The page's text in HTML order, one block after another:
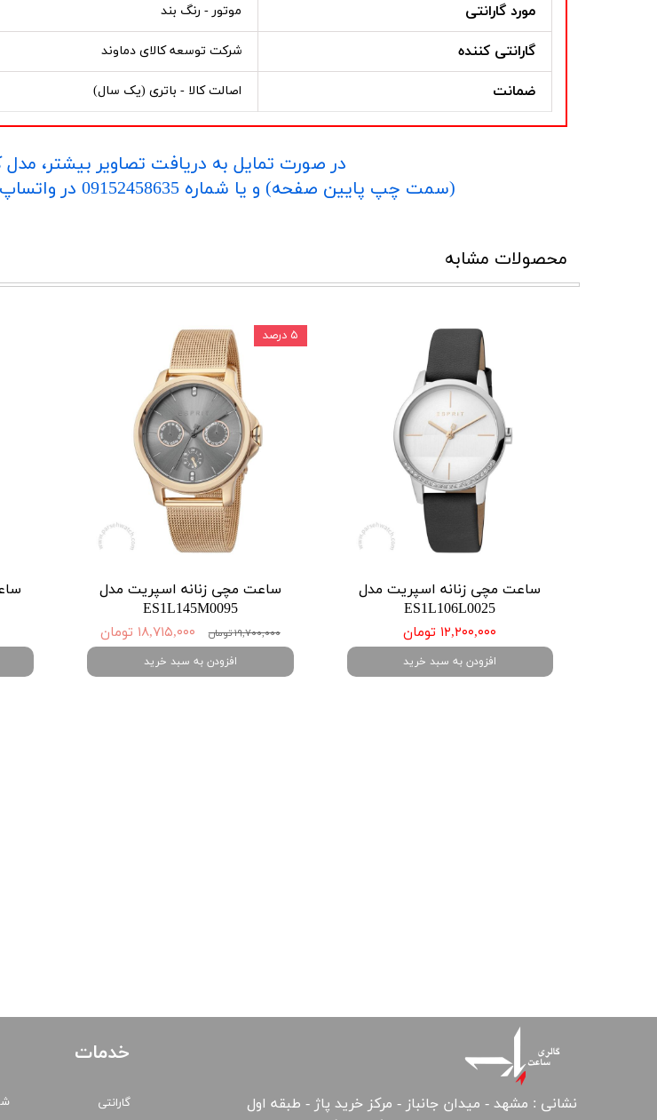
مورد گارانتی موتور - رنگ بند
گارانتی کننده شرکت توسعه کالای دماوند
ضمانت اصالت کالا - باتری (یک سال)
در صورت تمایل به دریافت تصاویر بیشتر، مدل
​​​​​​​(سمت چپ پایین صفحه) و یا شماره 09152458635 در واتساپ یا تلگرام و یا اپلیکیشن "بله" ارسال بفرمایید.
محصولات مشابه
ساعت مچی زنانه اسپریت مدل
ES1L106L0025
۱۲,۲۰۰,۰۰۰ تومان
افزودن به سبد خرید
ساعت مچی زنانه اسپریت مدل
ES1L145M0095
۱۹,۷۰۰,۰۰۰ تومان ۱۸,۷۱۵,۰۰۰ تومان
افزودن به سبد خرید
۵ درصد
نشانی : مشهد - میدان جانباز - مرکز خرید پاژ - طبقه اول
خدمات
گارانتی